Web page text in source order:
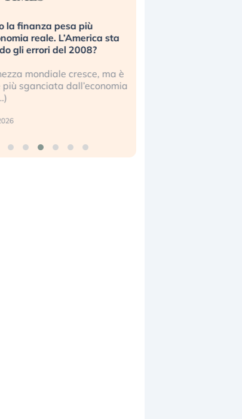
la finanza pesa più
reale. L’America sta
gli errori del 2008?
mondiale cresce, ma è
più sganciata dall’economia